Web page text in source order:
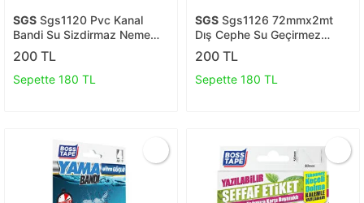
SGS Sgs1120 Pvc Kanal
Bandi Su Sizdirmaz Neme
Pasa Aşinmaya Çürümeye
Dayanikli 48mmx 20 Metre
200 TL
Sepette 180 TL
SGS Sgs1126 72mmx2mt
Dış Cephe Su Geçirmez
Sakız Bant Sızıntı Çamur
Bandı Sızdırmaz
200 TL
Sepette 180 TL